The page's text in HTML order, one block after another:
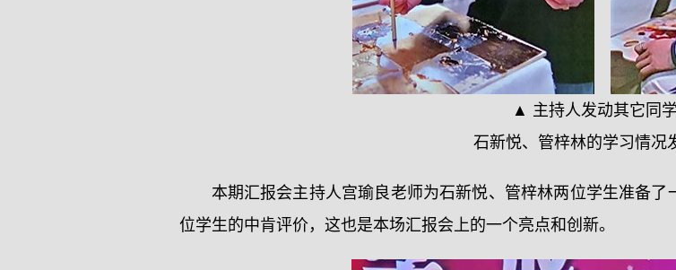
▲ 主持人发动其它同
石新悦、管梓林的学习情况
本期汇报会主持人宫瑜良老师为石新悦、管梓林两位学生准备
位学生的中肯评价，这也是本场汇报会上的一个亮点和创新。